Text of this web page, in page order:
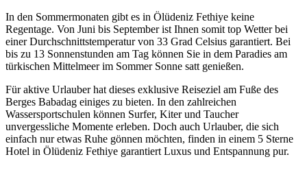
In den Sommermonaten gibt es in Ölüdeniz Fethiye keine
Regentage. Von Juni bis September ist Ihnen somit top Wetter bei
einer Durchschnittstemperatur von 33 Grad Celsius garantiert. Bei
bis zu 13 Sonnenstunden am Tag können Sie in dem Paradies am
türkischen Mittelmeer im Sommer Sonne satt genießen.
Für aktive Urlauber hat dieses exklusive Reiseziel am Fuße des
Berges Babadag einiges zu bieten. In den zahlreichen
Wassersportschulen können Surfer, Kiter und Taucher
unvergessliche Momente erleben. Doch auch Urlauber, die sich
einfach nur etwas Ruhe gönnen möchten, finden in einem 5 Sterne
Hotel in Ölüdeniz Fethiye garantiert Luxus und Entspannung pur.